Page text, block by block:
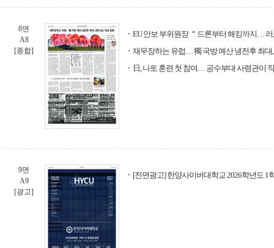
8면
A8
[종합]
EU 안보 부위원장 ＂드론부터 해킹까지…
재무장하는 유럽… 獨 국방 예산 냉전후 최대
日, 나토 훈련 첫 참여… 공수부대 사령관이
9면
A9
[광고]
[전면광고] 한양사이버대학교 2026학년도 1